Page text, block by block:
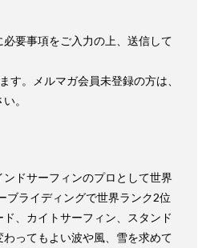
必要事項をご入力の上、送信して
す。メルマガ会員未登録の方は、
。
ドサーフィンのプロとして世界
ブライディングで世界ランク2位
、カイトサーフィン、スタンド
ってもよい波や風、雪を求めて